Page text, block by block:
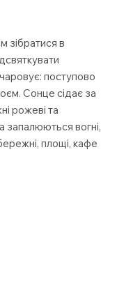
зібратися в
поступово
Сонце сідає за
рожеві та
запалюються вогні,
площі, кафе